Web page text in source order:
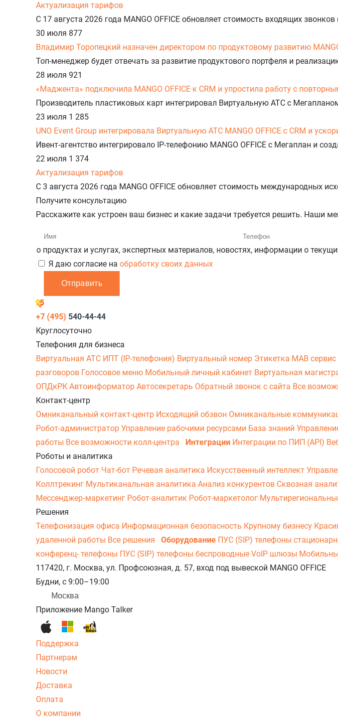
Актуализация тарифов
С 17 августа 2026 года MANGO OFFICE обновляет стоимость входящих
30 июля 877
Владимир Торопецкий назначен директором по продуктовому развитию
Топ-менеджер будет отвечать за развитие продуктового портфеля и
28 июля 921
«Маджента» подключила MANGO OFFICE к CRM и упростила работу с
Производитель пластиковых карт интегрировал Виртуальную АТС с
23 июля 1 285
UNO Event Group интегрировала Виртуальную АТС MANGO OFFICE с CRM и
Ивент-агентство интегрировало IP-телефонию MANGO OFFICE с Мегаплан и
22 июля 1 374
Актуализация тарифов
С 3 августа 2026 года MANGO OFFICE обновляет стоимость международных
Получите консультацию
Расскажите как устроен ваш бизнес и какие задачи требуется решить. Наши
о продуктах и услугах, экспертных материалов, новостях, информации о
Я даю согласие на обработку своих данных
Отправить
+7 (495) 540-44-44
Круглосуточно
Телефония для бизнеса
Виртуальная АТС ИПТ (IP-телефония) Виртуальный номер Этикетка МАВ сервис
разговоров Голосовое меню Мобильный личный кабинет Виртуальная
ОПДкРК Автоинформатор Автосекретарь Обратный звонок с сайта Все
Контакт-центр
Омниканальный контакт-центр Исходящий обзвон Омниканальные
Робот-администратор Управление рабочими ресурсами База знаний
работы Все возможности колл-центра Интеграции Интеграции по ПИП (API)
Роботы и аналитика
Голосовой робот Чат-бот Речевая аналитика Искусственный интеллект
Коллтрекинг Мультиканальная аналитика Анализ конкурентов Сквозная
Мессенджер‑маркетинг Робот-аналитик Робот-маркетолог
Решения
Телефонизация офиса Информационная безопасность Крупному бизнесу
удаленной работы Все решения Оборудование ПУС (SIP) телефоны
конференц- телефоны ПУС (SIP) телефоны беспроводные VoIP шлюзы
117420, г. Москва, ул. Профсоюзная, д. 57, вход под вывеской MANGO OFFICE
Будни, с 9:00–19:00
Москва
Приложение Mango Talker
Поддержка
Партнерам
Новости
Доставка
Оплата
О компании